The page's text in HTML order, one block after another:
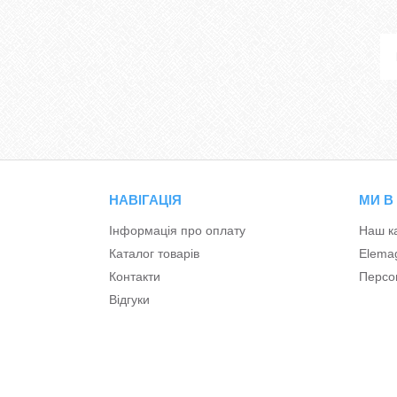
НАВІГАЦІЯ
Інформація про оплату
Каталог товарів
Контакти
Відгуки
МИ В
Наш